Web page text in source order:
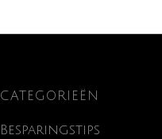
CATEGORIEËN
Besparingstips